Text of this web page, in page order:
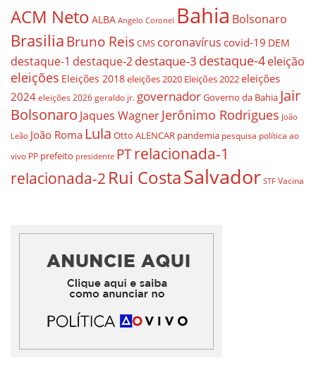
ACM Neto ALBA Angelo Coronel Bahia Bolsonaro
BrasiliaBruno ReisCMS coronavírus covid-19 DEM
destaque-1 destaque-2destaque-3 destaque-4eleição
eleições Eleições 2018eleições 2020 Eleições 2022eleições
2024 eleições 2026 geraldo jr. governadorGoverno da Bahia Jair
Bolsonaro Jaques WagnerJerônimo Rodrigues João
Leão João Roma Lula Otto ALENCAR pandemia pesquisa política ao
vivo PP prefeito presidente PTrelacionada-1
relacionada-2 Rui CostaSalvador STF Vacina